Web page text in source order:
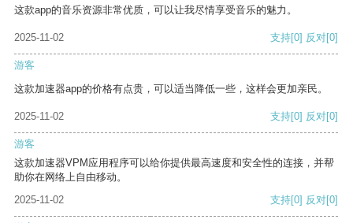
这款app的音乐资源非常优质，可以让我尽情享受音乐的魅力。
2025-11-02 支持[0] 反对[0]
游客
这款加速器app的价格有点贵，可以适当降低一些，这样会更加亲民。
2025-11-02 支持[0] 反对[0]
游客
这款加速器VPM应用程序可以给你提供最高速度和安全性的连接，并帮
助你在网络上自由移动。
2025-11-02
支持[0] 反对[0]